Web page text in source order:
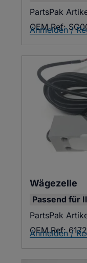
PartsPak
OEM Ref:
Anmelden /
Wägezelle
Passend für
PartsPak
OEM Ref:
Anmelden /